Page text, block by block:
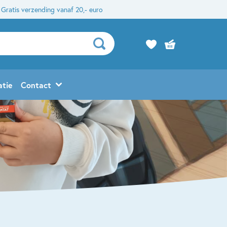
Gratis verzending vanaf 20,- euro
Contact